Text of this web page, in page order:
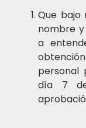
Que bajo
nombre
a
personal
día 7